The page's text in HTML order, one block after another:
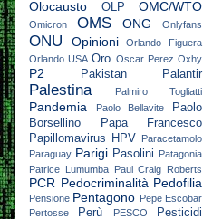
Olocausto OLP OMC/WTO
Omicron OMS ONG Onlyfans
ONU Opinioni
Orlando Figuera
Orlando USA Oro Oscar Perez Oxhy
P2 Pakistan Palantir
Palestina Palmiro Togliatti
Pandemia Paolo Bellavite
Paolo
Borsellino
Papa Francesco
Papillomavirus HPV Paracetamolo
Paraguay Parigi Pasolini Patagonia
Patrice Lumumba
Paul Craig Roberts
PCR Pedocriminalità Pedofilia
Pensione Pentagono Pepe Escobar
Pertosse
Perù PESCO
Pesticidi